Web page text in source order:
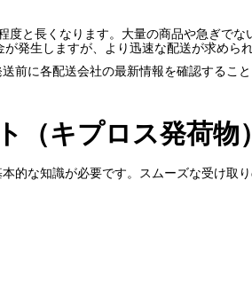
と長くなります。大量の商品や急ぎで
発生しますが、より迅速な配送が求めら
前に各配送会社の最新情報を確認すること
（キプロス発荷物）
な知識が必要です。スムーズな受け取